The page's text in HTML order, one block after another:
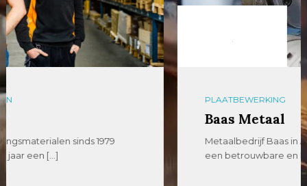
Metaalbedrijf Baas in Almelo is al meer dan 25 jaar
een betrouwbare en klantgericht […]